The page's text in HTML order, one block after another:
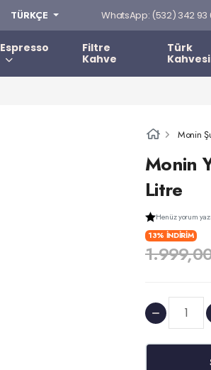
TÜRKÇE WhatsApp: (532) 342 93
Espresso
Filtre
Kahve
Türk
Kahvesi
Monin
Monin
Litre
Henüz yorum
13% İNDİRİM